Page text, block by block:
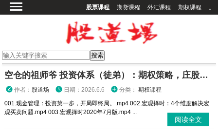
股票课程 期货课程 外汇课程 期权课程 。
期货课程
期权课程
外汇课程
高校课程
空仓的祖师爷 投资体系（徒弟）：期权策略，庄股策略
作者： 股道场 日期：2026.6.6 分类： 期权课程
001.现金管理：投资第一步，开局即终局。.mp4 002.宏观择时：4个维度解决宏
观买卖问题.mp4 003.宏观择时2020年7月版.mp4 ...
阅读全文